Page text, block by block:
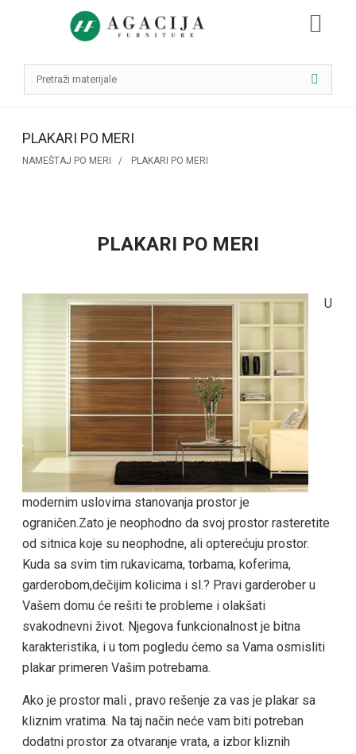
PLAKARI PO MERI
NAMEŠTAJ PO MERI PLAKARI PO MERI
PLAKARI PO MERI
U
modernim uslovima stanovanja prostor je
ograničen.Zato je neophodno da svoj prostor rasteretite
od sitnica koje su neophodne, ali opterećuju prostor.
Kuda sa svim tim rukavicama, torbama, koferima,
garderobom,dečijim kolicima i sl.? Pravi garderober u
Vašem domu će rešiti te probleme i olakšati
svakodnevni život. Njegova funkcionalnost je bitna
karakteristika, i u tom pogledu ćemo sa Vama osmisliti
plakar primeren Vašim potrebama.
Ako je prostor mali , pravo rešenje za vas je plakar sa
kliznim vratima. Na taj način neće vam biti potreban
dodatni prostor za otvaranje vrata, a izbor kliznih